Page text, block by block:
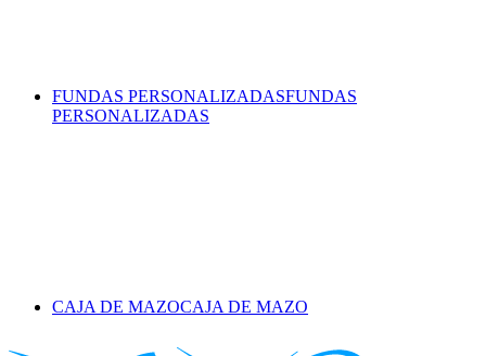
FUNDAS PERSONALIZADASFUNDAS
PERSONALIZADAS
CAJA DE MAZOCAJA DE MAZO